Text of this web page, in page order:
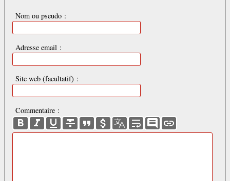
Nom ou pseudo :
Adresse email :
Site web (facultatif) :
Commentaire :